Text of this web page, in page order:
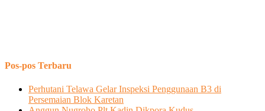
Pos-pos Terbaru
Perhutani Telawa Gelar Inspeksi Penggunaan B3 di
Persemaian Blok Karetan